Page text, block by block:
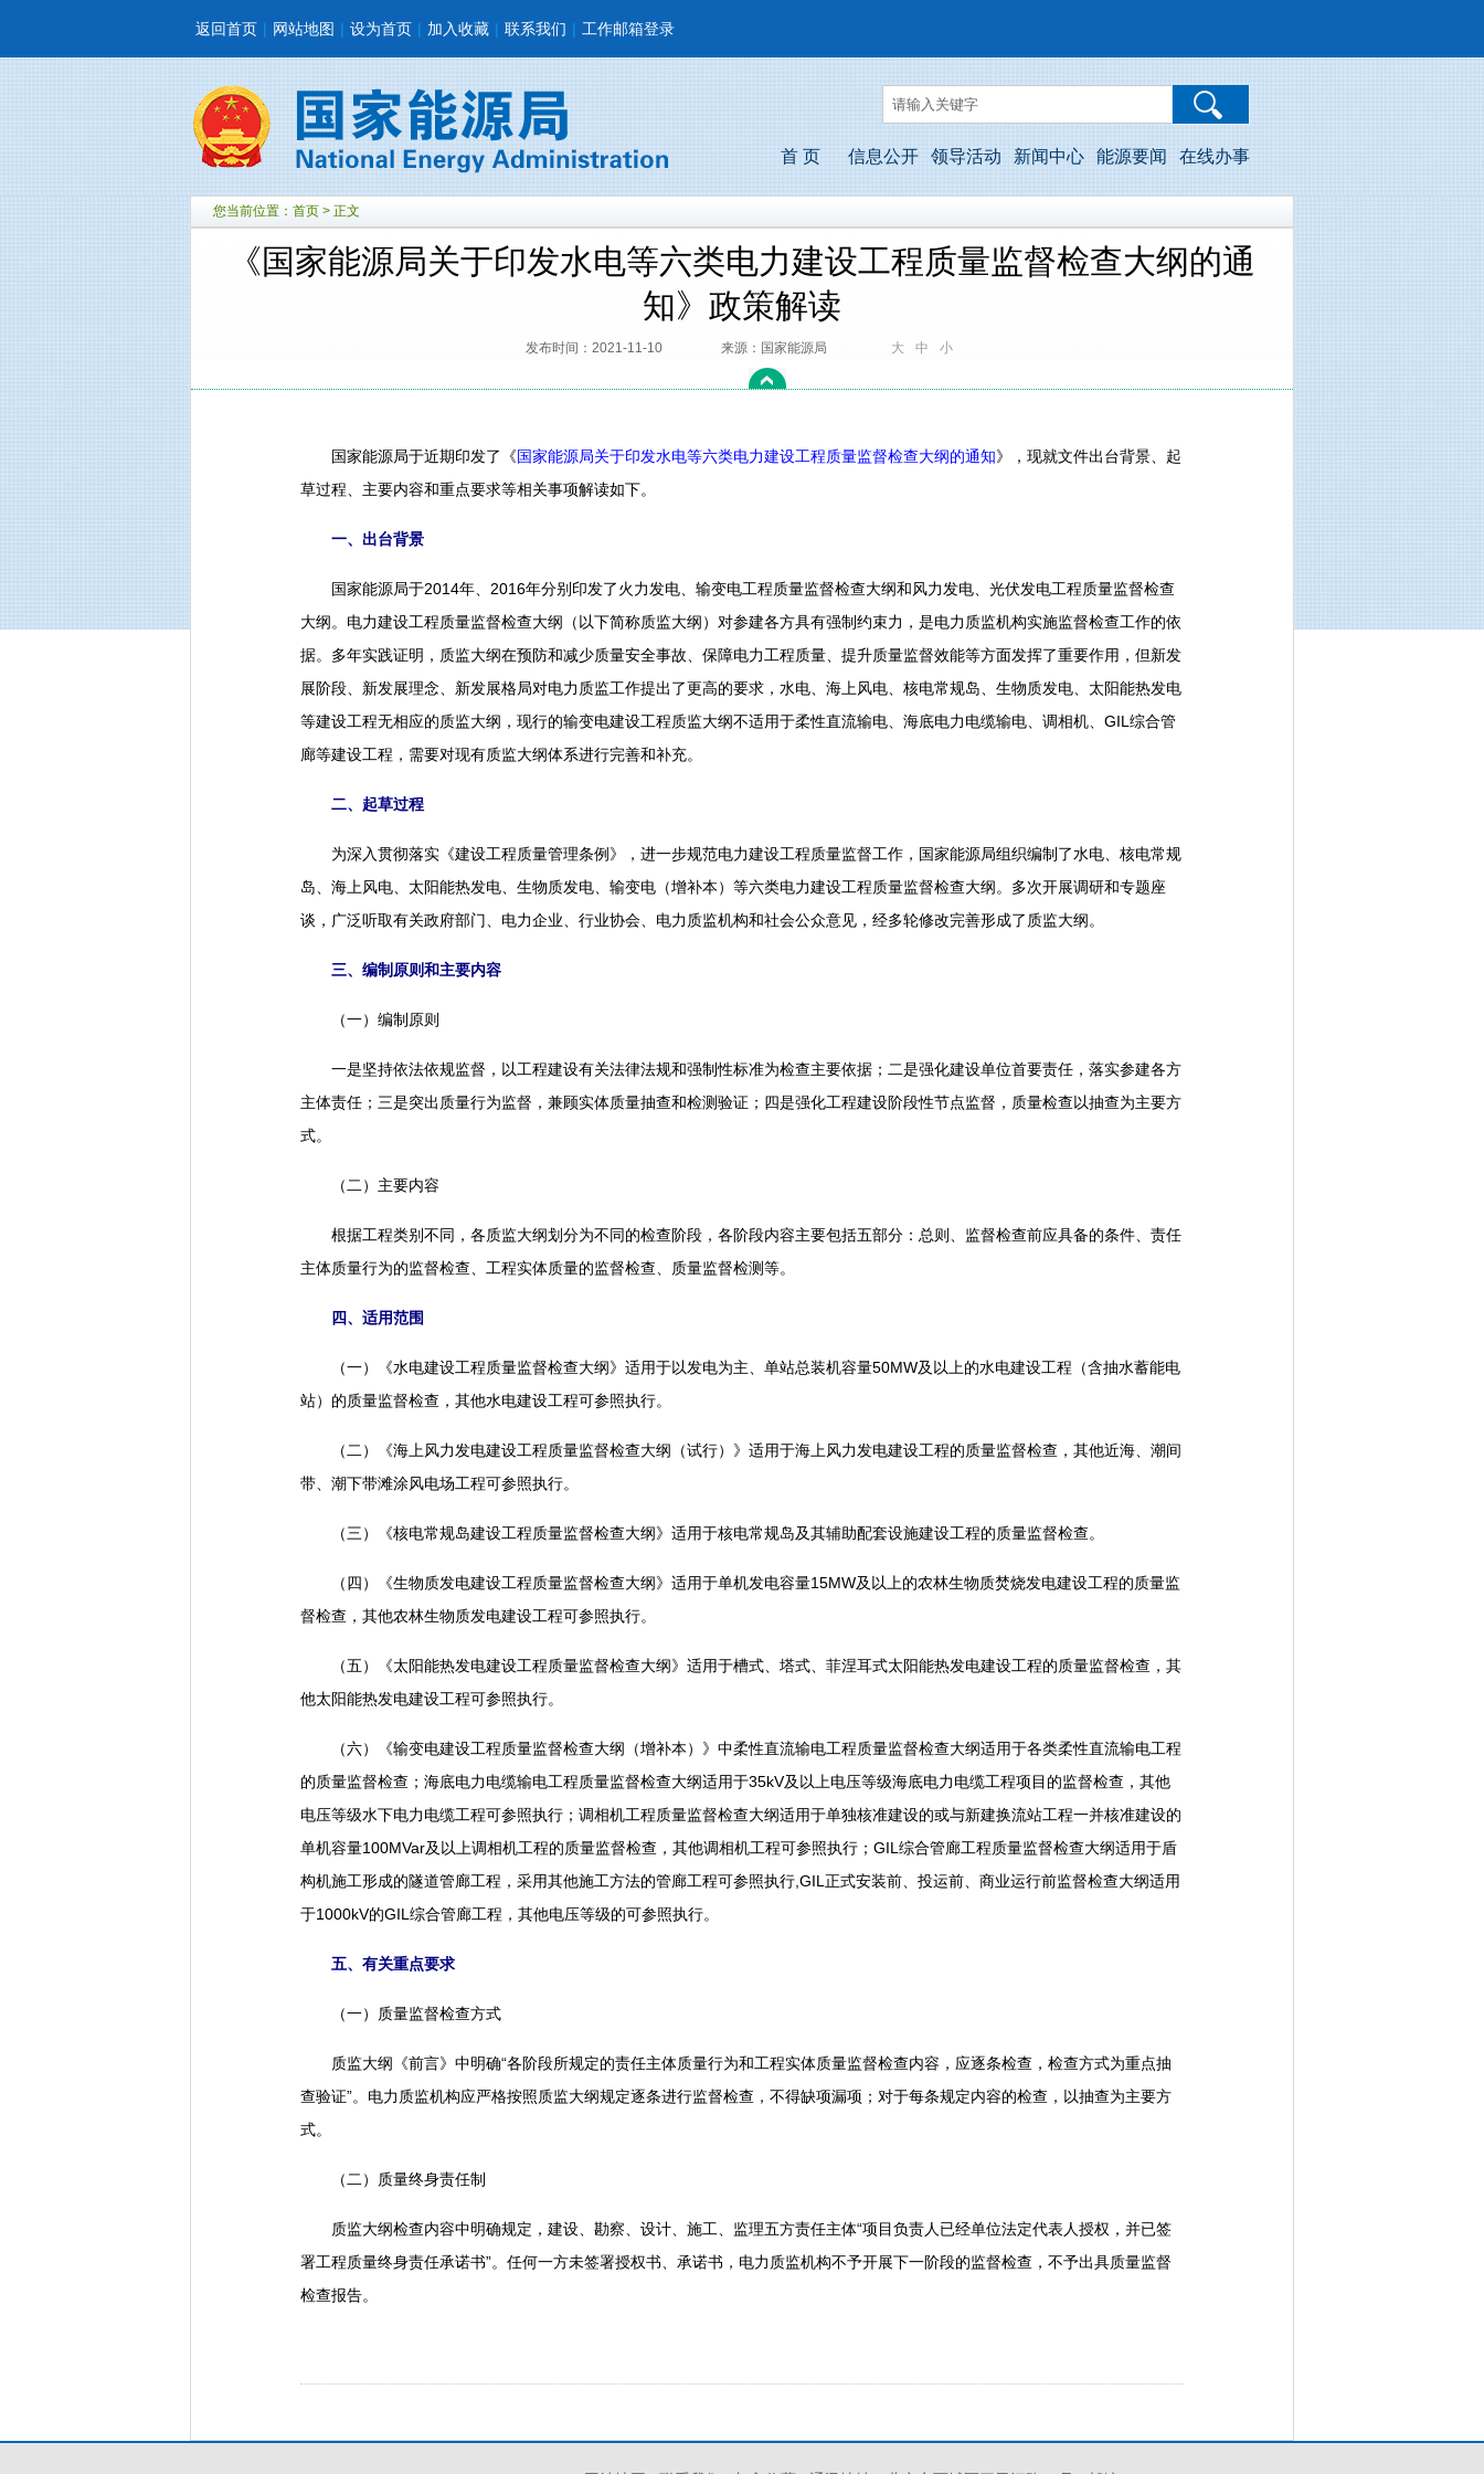
返回首页 | 网站地图 | 设为首页 | 加入收藏 | 联系我们 | 工作邮箱登录
首 页 信息公开 领导活动 新闻中心 能源要闻 在线办事
您当前位置： 首页 > 正文
《国家能源局关于印发水电等六类电力建设工程质量监督检查大纲的通
知》政策解读
发布时间：2021-11-10 来源：国家能源局 大 中 小
国家能源局于近期印发了《国家能源局关于印发水电等六类电力建设工程质量监督检查大纲的通知》，现就文件出台背景、起
草过程、主要内容和重点要求等相关事项解读如下。
一、出台背景
国家能源局于2014年、2016年分别印发了火力发电、输变电工程质量监督检查大纲和风力发电、光伏发电工程质量监督检查
大纲。电力建设工程质量监督检查大纲（以下简称质监大纲）对参建各方具有强制约束力，是电力质监机构实施监督检查工作的依
据。多年实践证明，质监大纲在预防和减少质量安全事故、保障电力工程质量、提升质量监督效能等方面发挥了重要作用，但新发
展阶段、新发展理念、新发展格局对电力质监工作提出了更高的要求，水电、海上风电、核电常规岛、生物质发电、太阳能热发电
等建设工程无相应的质监大纲，现行的输变电建设工程质监大纲不适用于柔性直流输电、海底电力电缆输电、调相机、GIL综合管
廊等建设工程，需要对现有质监大纲体系进行完善和补充。
二、起草过程
为深入贯彻落实《建设工程质量管理条例》，进一步规范电力建设工程质量监督工作，国家能源局组织编制了水电、核电常规
岛、海上风电、太阳能热发电、生物质发电、输变电（增补本）等六类电力建设工程质量监督检查大纲。多次开展调研和专题座
谈，广泛听取有关政府部门、电力企业、行业协会、电力质监机构和社会公众意见，经多轮修改完善形成了质监大纲。
三、编制原则和主要内容
（一）编制原则
一是坚持依法依规监督，以工程建设有关法律法规和强制性标准为检查主要依据；二是强化建设单位首要责任，落实参建各方
主体责任；三是突出质量行为监督，兼顾实体质量抽查和检测验证；四是强化工程建设阶段性节点监督，质量检查以抽查为主要方
式。
（二）主要内容
根据工程类别不同，各质监大纲划分为不同的检查阶段，各阶段内容主要包括五部分：总则、监督检查前应具备的条件、责任
主体质量行为的监督检查、工程实体质量的监督检查、质量监督检测等。
四、适用范围
（一）《水电建设工程质量监督检查大纲》适用于以发电为主、单站总装机容量50MW及以上的水电建设工程（含抽水蓄能电
站）的质量监督检查，其他水电建设工程可参照执行。
（二）《海上风力发电建设工程质量监督检查大纲（试行）》适用于海上风力发电建设工程的质量监督检查，其他近海、潮间
带、潮下带滩涂风电场工程可参照执行。
（三）《核电常规岛建设工程质量监督检查大纲》适用于核电常规岛及其辅助配套设施建设工程的质量监督检查。
（四）《生物质发电建设工程质量监督检查大纲》适用于单机发电容量15MW及以上的农林生物质焚烧发电建设工程的质量监
督检查，其他农林生物质发电建设工程可参照执行。
（五）《太阳能热发电建设工程质量监督检查大纲》适用于槽式、塔式、菲涅耳式太阳能热发电建设工程的质量监督检查，其
他太阳能热发电建设工程可参照执行。
（六）《输变电建设工程质量监督检查大纲（增补本）》中柔性直流输电工程质量监督检查大纲适用于各类柔性直流输电工程
的质量监督检查；海底电力电缆输电工程质量监督检查大纲适用于35kV及以上电压等级海底电力电缆工程项目的监督检查，其他
电压等级水下电力电缆工程可参照执行；调相机工程质量监督检查大纲适用于单独核准建设的或与新建换流站工程一并核准建设的
单机容量100MVar及以上调相机工程的质量监督检查，其他调相机工程可参照执行；GIL综合管廊工程质量监督检查大纲适用于盾
构机施工形成的隧道管廊工程，采用其他施工方法的管廊工程可参照执行,GIL正式安装前、投运前、商业运行前监督检查大纲适用
于1000kV的GIL综合管廊工程，其他电压等级的可参照执行。
五、有关重点要求
（一）质量监督检查方式
质监大纲《前言》中明确“各阶段所规定的责任主体质量行为和工程实体质量监督检查内容，应逐条检查，检查方式为重点抽
查验证”。电力质监机构应严格按照质监大纲规定逐条进行监督检查，不得缺项漏项；对于每条规定内容的检查，以抽查为主要方
式。
（二）质量终身责任制
质监大纲检查内容中明确规定，建设、勘察、设计、施工、监理五方责任主体“项目负责人已经单位法定代表人授权，并已签
署工程质量终身责任承诺书”。任何一方未签署授权书、承诺书，电力质监机构不予开展下一阶段的监督检查，不予出具质量监督
检查报告。